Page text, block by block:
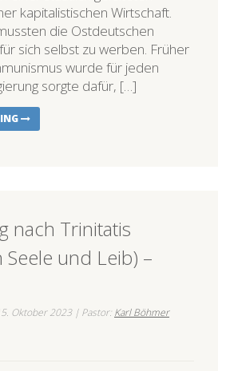
kapitalistischen Wirtschaft.
die Ostdeutschen
sich selbst zu werben. Früher
wurde für jeden
sorgte dafür, […]
nach Trinitatis
Seele und Leib) –
Oktober 2023 | Pastor: Karl Böhmer